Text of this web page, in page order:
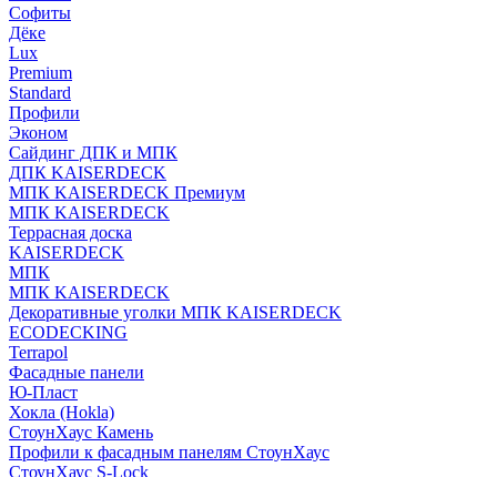
Софиты
Дёке
Lux
Premium
Standard
Профили
Эконом
Сайдинг ДПК и МПК
ДПК KAISERDECK
МПК KAISERDECK Премиум
МПК KAISERDECK
Террасная доска
KAISERDECK
МПК
МПК KAISERDECK
Декоративные уголки МПК KAISERDECK
ECODECKING
Terrapol
Фасадные панели
Ю-Пласт
Хокла (Hokla)
СтоунХаус Камень
Профили к фасадным панелям СтоунХаус
СтоунХаус S-Lock